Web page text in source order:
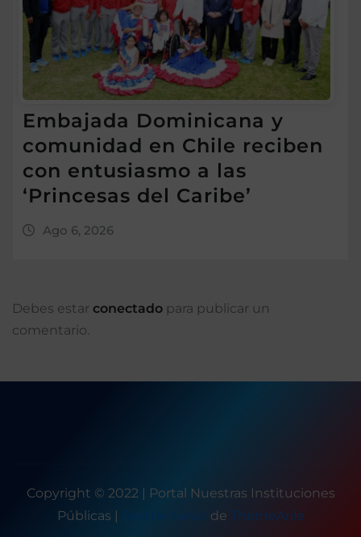
Embajada Dominicana y
comunidad en Chile reciben
con entusiasmo a las
‘Princesas del Caribe’
Ago 6, 2026
Debes estar conectado para publicar un
comentario.
Copyright © 2022 | Portal Nuestras Instituciones
Públicas
Seattle News de ThemeArile